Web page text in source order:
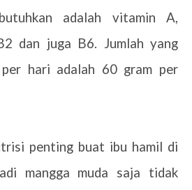
adalah vitamin A,
dan juga B6. Jumlah yang
per hari adalah 60 gram per
penting buat ibu hamil di
mangga muda saja tidak